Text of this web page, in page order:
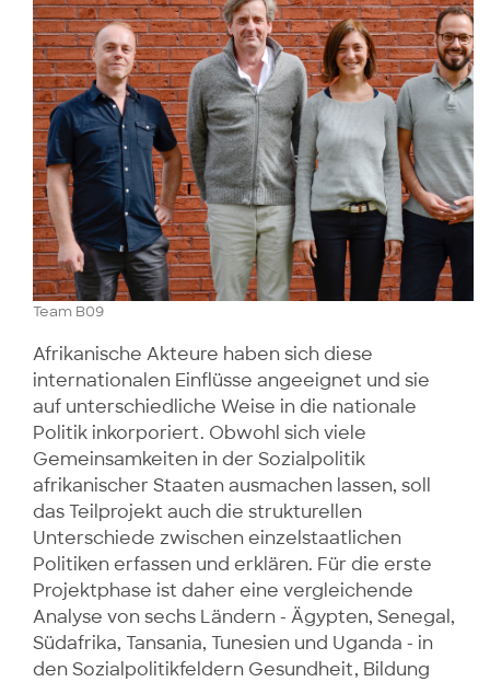
Team B09
Afrikanische Akteure haben sich diese
internationalen Einflüsse angeeignet und sie
auf unterschiedliche Weise in die nationale
Politik inkorporiert. Obwohl sich viele
Gemeinsamkeiten in der Sozialpolitik
afrikanischer Staaten ausmachen lassen, soll
das Teilprojekt auch die strukturellen
Unterschiede zwischen einzelstaatlichen
Politiken erfassen und erklären. Für die erste
Projektphase ist daher eine vergleichende
Analyse von sechs Ländern - Ägypten, Senegal,
Südafrika, Tansania, Tunesien und Uganda - in
den Sozialpolitikfeldern Gesundheit, Bildung